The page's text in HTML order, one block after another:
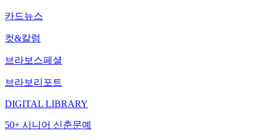
카드뉴스
컷&칼럼
브라보스페셜
브라보리포트
DIGITAL LIBRARY
50+ 시니어 신춘문예